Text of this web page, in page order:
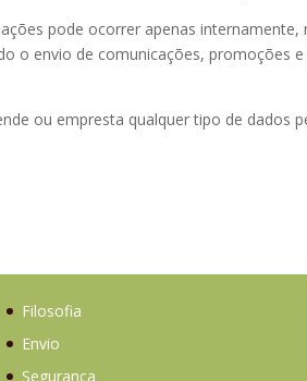
pode ocorrer apenas
o envio de comunicações,
ou empresta qualquer tipo de dados
Filosofia
Envio
Segurança